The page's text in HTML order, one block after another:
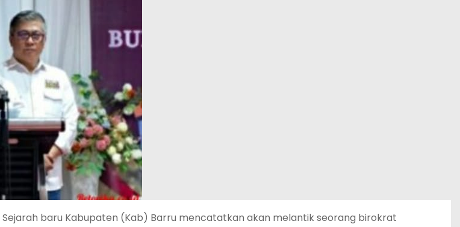
Sejarah baru Kabupaten (Kab) Barru mencatatkan akan melantik seorang birokrat